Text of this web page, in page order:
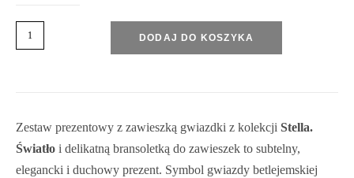
DODAJ DO KOSZYKA
Zestaw prezentowy z zawieszką gwiazdki z kolekcji Stella.
Światło i delikatną bransoletką do zawieszek to subtelny,
elegancki i duchowy prezent. Symbol gwiazdy betlejemskiej